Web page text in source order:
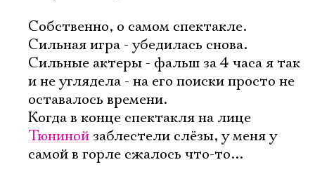
Собственно, о самом спектакле.
Сильная игра - убедилась снова.
Сильные актеры - фальш за 4 часа я так
и не углядела - на его поиски просто не
оставалось времени.
Когда в конце спектакля на лице
Тюниной заблестели слёзы, у меня у
самой в горле сжалось что-то...
Электропочта